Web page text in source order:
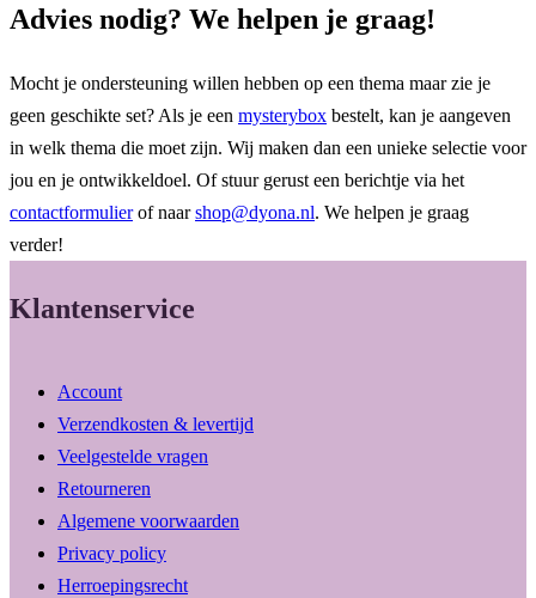
Advies nodig? We helpen je graag!
Mocht je ondersteuning willen hebben op een thema maar zie je
geen geschikte set? Als je een mysterybox bestelt, kan je aangeven
in welk thema die moet zijn. Wij maken dan een unieke selectie voor
jou en je ontwikkeldoel. Of stuur gerust een berichtje via het
contactformulierof naarshop@dyona.nl. We helpen je graag
verder!
Klantenservice
Account
Verzendkosten & levertijd
Veelgestelde vragen
Retourneren
Algemene voorwaarden
Privacy policy
Herroepingsrecht